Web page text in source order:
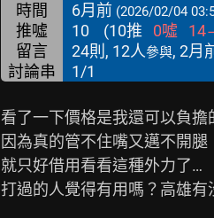
時間 6月前 (2026/02/04
推噓 10 (10推 0噓 14
留言
24則, 12人參與, 2月
討論串 1/1
看了一下價格是我還可以負擔
因為真的管不住嘴又邁不開腿
就只好借用看看這種外力了…
打過的人覺得有用嗎？高雄